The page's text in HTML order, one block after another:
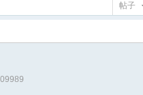
帖子